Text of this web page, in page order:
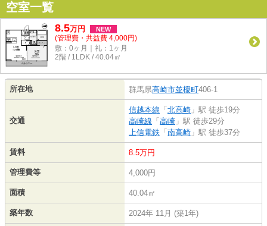
空室一覧
8.5万円 NEW
(管理費・共益費 4,000円)
敷：0ヶ月｜礼：1ヶ月
2階 / 1LDK / 40.04㎡
所在地 群馬県高崎市並榎町406‐1
交通
信越本線 「 北高崎 」駅 徒歩19分
高崎線 「 高崎 」駅 徒歩29分
上信電鉄 「 南高崎 」駅 徒歩37分
賃料 8.5万円
管理費等 4,000円
面積 40.04㎡
築年数 2024年 11月 (築1年)